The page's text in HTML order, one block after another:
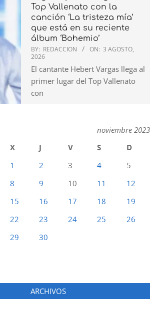
Top Vallenato con la
canción ‘La tristeza mía’
que está en su reciente
álbum ‘Bohemio’
BY: REDACCION ON: 3 AGOSTO,
2026
El cantante Hebert Vargas llega al
primer lugar del Top Vallenato
con
noviembre 2023
X J V S
D
1
2 3 4
5
8 9 10 11
12
15 16 17 18
19
22 23 24 25
26
29 30
ARCHIVOS